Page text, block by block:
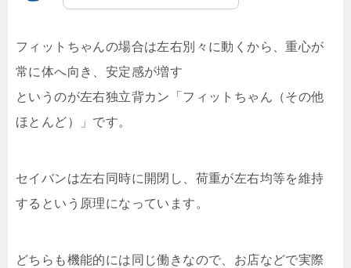
フィットちゃんの場合は左右別々に動くから、重心が
常に体へ向き、安定感が増す
というのが左右独立背カン「フィットちゃん（その他
ほとんど）」です。
セイバンは左右同時に開閉し、荷重が左右均等を維持
するという原理になっています。
どちらも機能的には同じ働きなので、お店などで実際